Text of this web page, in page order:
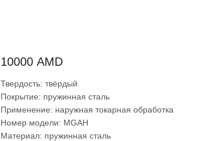
10000 AMD
Твердость: твёрдый
Покрытие: пружинная сталь
Применение: наружная токарная обработка
Номер модели: MGAH
Материал: пружинная сталь